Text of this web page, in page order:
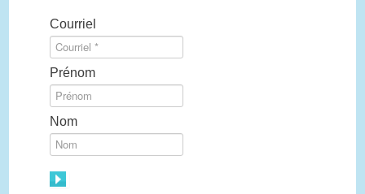
Courriel
Prénom
Nom